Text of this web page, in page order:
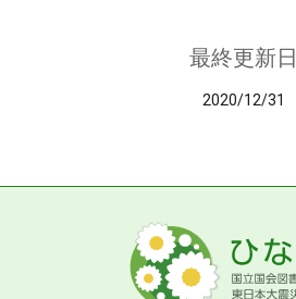
最終更新日
2020/12/31